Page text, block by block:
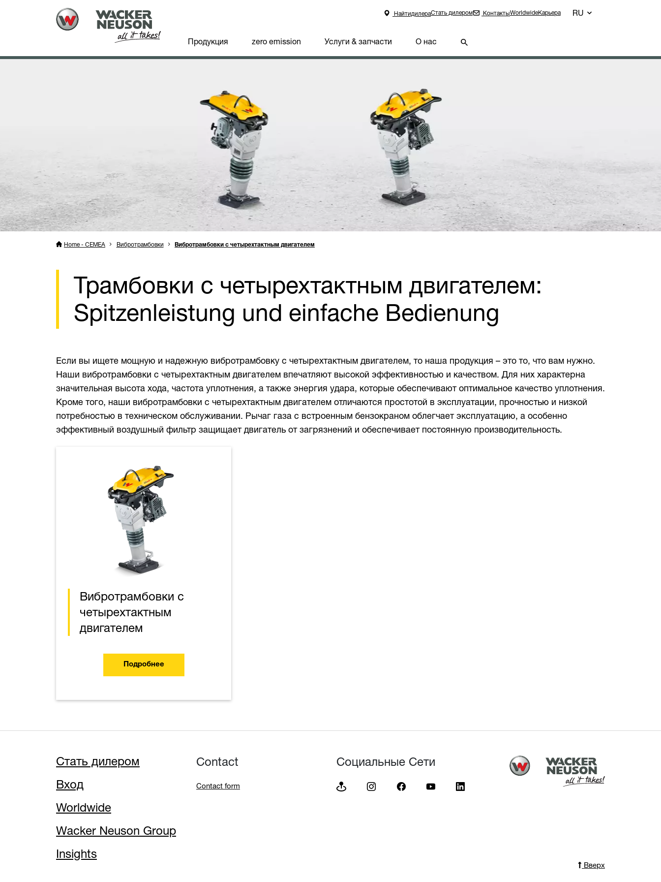
НайтидилераСтать дилером КонтактыWorldwideКарьера RU
Продукция zero emission Услуги & запчасти О нас
Home - CEMEA Вибротрамбовки Вибротрамбовки с четырехтактным двигателем
Трамбовки с четырехтактным двигателем:
Spitzenleistung und einfache Bedienung
Если вы ищете мощную и надежную вибротрамбовку с четырехтактным двигателем, то наша продукция – это то, что вам нужно.
Наши вибротрамбовки с четырехтактным двигателем впечатляют высокой эффективностью и качеством. Для них характерна
значительная высота хода, частота уплотнения, а также энергия удара, которые обеспечивают оптимальное качество уплотнения.
Кроме того, наши вибротрамбовки с четырехтактным двигателем отличаются простотой в эксплуатации, прочностью и низкой
потребностью в техническом обслуживании. Рычаг газа с встроенным бензокраном облегчает эксплуатацию, а особенно
эффективный воздушный фильтр защищает двигатель от загрязнений и обеспечивает постоянную производительность.
Вибротрамбовки с
четырехтактным
двигателем
Подробнее
Стать дилером
Вход
Worldwide
Wacker Neuson Group
Insights
Contact
Contact form
Социальные Сети
Вверх